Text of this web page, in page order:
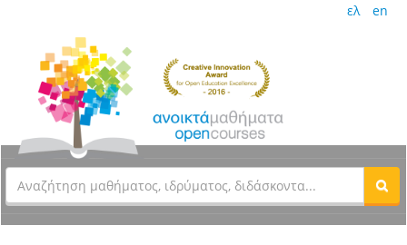
ελ en